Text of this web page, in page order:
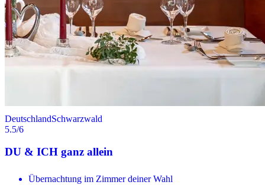
DeutschlandSchwarzwald
5.5/6
DU & ICH ganz allein
Übernachtung im Zimmer deiner Wahl